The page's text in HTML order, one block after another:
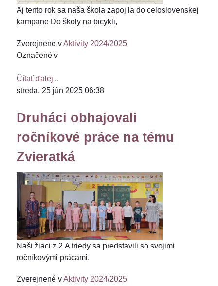
Aj tento rok sa naša škola zapojila do celoslovenskej
kampane Do školy na bicykli,
Zverejnené vAktivity 2024/2025
Označené v
Čítať ďalej...
streda, 25 jún 2025 06:38
Druháci obhajovali
ročníkové práce na tému
Zvieratká
Naši žiaci z 2.A triedy sa predstavili so svojimi
ročníkovými prácami,
Zverejnené vAktivity 2024/2025